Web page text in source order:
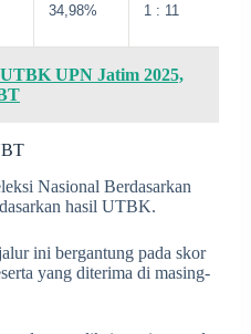
34,98% 1 : 11
UPN Jatim 2025,
Nasional Berdasarkan
hasil UTBK.
ini bergantung pada skor
yang diterima di masing-